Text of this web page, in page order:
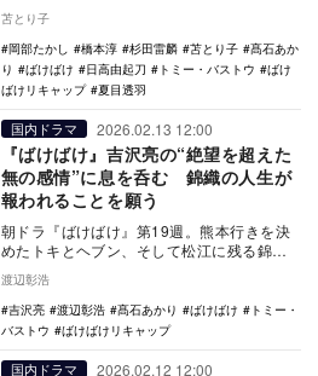
反応に、新生…
苫とり子
岡部たかし
橋本淳 杉田雷麟 苫とり子
髙石あか
り
ばけばけ 日高由起刀 トミー・バストウ
ばけ
ばけリキャップ
夏目透羽
国内ドラマ 2026.02.13 12:00
『ばけばけ』吉沢亮の“絶望を超えた
無の感情”に息を呑む 錦織の人生が
報われることを願う
朝ドラ『ばけばけ』第19週。熊本行きを決
めたトキとヘブン、そして松江に残る錦織
（吉沢亮）の切ない別れが描かれた。校長
の夢が破れ、…
渡辺彰浩
吉沢亮
渡辺彰浩 髙石あかり ばけばけ
トミー・
バストウ
ばけばけリキャップ
国内ドラマ 2026.02.12 12:00